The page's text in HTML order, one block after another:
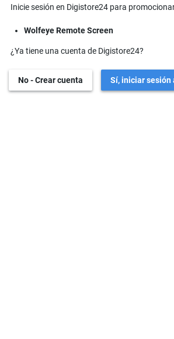
Inicie sesión en Digistore24 para
Wolfeye Remote Screen
¿Ya tiene una cuenta de Digistore24?
No - Crear cuenta Sí, iniciar sesión